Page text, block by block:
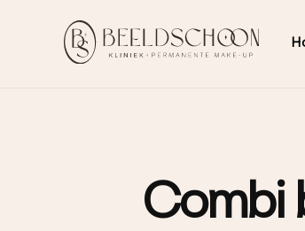
Combi